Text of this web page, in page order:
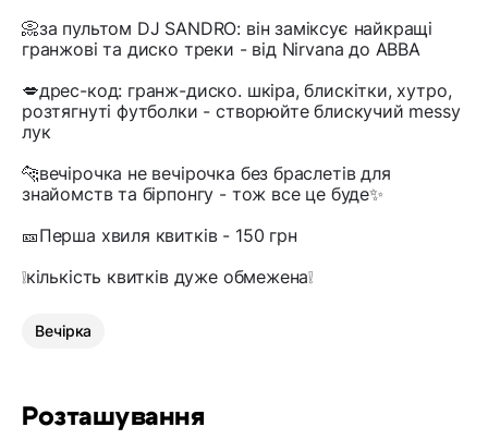
📀за пультом DJ SANDRO: він заміксує найкращі
гранжові та диско треки - від Nirvana до ABBA
💋дрес-код: гранж-диско. шкіра, блискітки, хутро,
розтягнуті футболки - створюйте блискучий messy
лук
🐆вечірочка не вечірочка без браслетів для
знайомств та бірпонгу - тож все це буде✨
🎫Перша хвиля квитків - 150 грн
❕кількість квитків дуже обмежена❕
Вечірка
Розташування